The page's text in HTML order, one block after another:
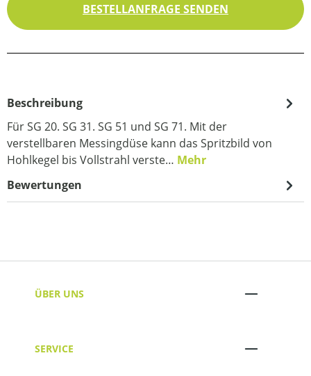
BESTELLANFRAGE SENDEN
Beschreibung
Für SG 20. SG 31. SG 51 und SG 71. Mit der
verstellbaren Messingdüse kann das Spritzbild von
Hohlkegel bis Vollstrahl verste… Mehr
Bewertungen
ÜBER UNS
SERVICE